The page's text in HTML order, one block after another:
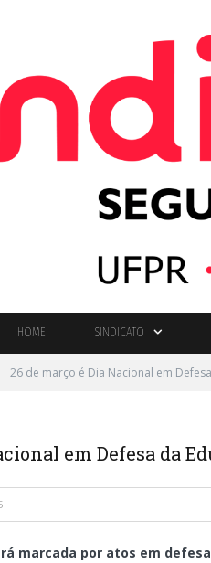
HOME SINDICATO
26 de março é Dia Nacional em
em Defesa da
marcada por atos em